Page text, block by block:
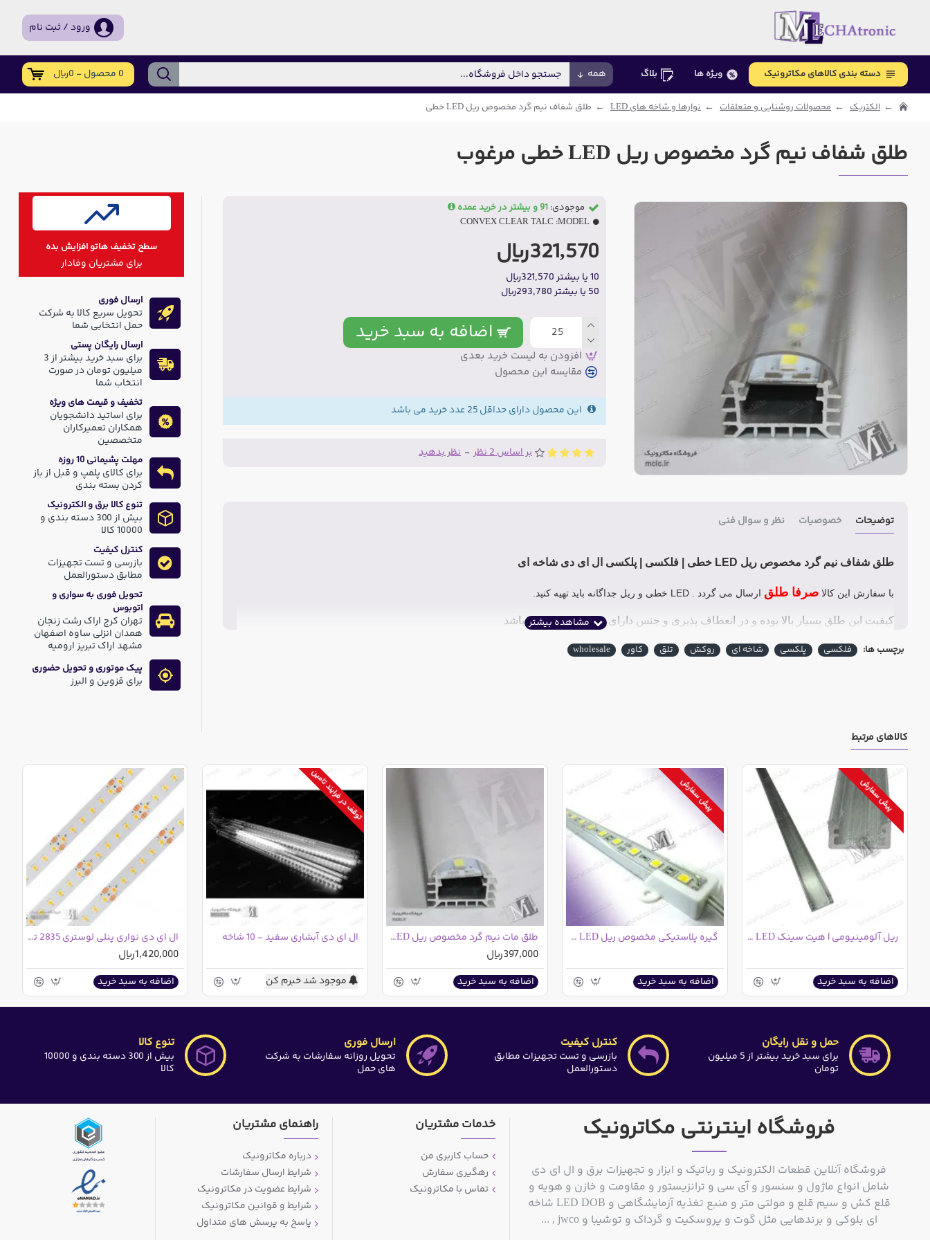
ورود / ثبت نام
دسته بندی کالاهای مکاترونیک ویژه ها بلاگ همه 0 محصول - 0ریال
الکتریک محصولات روشنایی و متعلقات نوارها و شاخه های LED طلق شفاف نیم گرد مخصوص ریل LED خطی
طلق شفاف نیم گرد مخصوص ریل LED خطی مرغوب
بر اساس 2 نظر - نظر بدهید
321,570ریال
10 یا بیشتر 321,570ریال
50 یا بیشتر 293,780ریال
موجودی: 91 و بیشتر در خرید عمده
MODEL:
CONVEX CLEAR TALC
اضافه به سبد خرید
افزودن به لیست خرید بعدی
مقایسه این محصول
این محصول دارای حداقل 25 عدد خرید می باشد
توضیحات خصوصیات نظر و سوال فنی
طلق شفاف نیم گرد مخصوص ریل LED خطی | فلکسی | پلکسی ال ای دی شاخه ای
با سفارش این کالا صرفا طلق ارسال می گردد . LED خطی و ریل جداگانه باید تهیه کنید.
کیفیت این طلق بسیار بالا بوده و در انعطاف پذیری و جنس دارای بهترین کیفیت می باشد
برچسب ها: فلکسی پلکسی شاخه ای روکش تلق کاور wholesale
سطح تخفیف هاتو افزایش بده
برای مشتریان وفادار
ارسال فوری
تحویل سریع کالا به شرکت
حمل انتخابی شما
ارسال رایگان پستی
برای سبد خرید بیشتر از 3
میلیون تومان در صورت
انتخاب شما
تخفیف و قیمت های ویژه
برای اساتید دانشجویان
همکاران تعمیرکاران
متخصصین
مهلت پشیمانی 10 روزه
برای کالای پلمپ و قبل از باز
کردن بسته بندی
تنوع کالا برق و الکترونیک
بیش از 300 دسته بندی و
10000 کالا
کنترل کیفیت
بازرسی و تست تجهیزات
مطابق دستورالعمل
تحویل فوری به سواری و
اتوبوس
تهران کرج اراک رشت زنجان
همدان انزلی ساوه اصفهان
مشهد اراک تبریز ارومیه
پیک موتوری و تحویل حضوری
برای قزوین و البرز
کالاهای مرتبط
پیش سفارش
ریل آلومینیومی | هیت سینک LED شاخه ای
اضافه به سبد خرید
پیش سفارش
گیره پلاستیکی مخصوص ریل LED شاخه ای
اضافه به سبد خرید
طلق مات نیم گرد مخصوص ریل LED خطی
397,000ریال
اضافه به سبد خرید
توقف در فرایند تامین
ال ای دی آبشاری سفید - 10 شاخه
موجود شد خبرم کن
ال ای دی نواری پنلی لوستری 2835 تراکم 120 یک متری
1,420,000ریال
اضافه به سبد خرید
حمل و نقل رایگان
برای سبد خرید بیشتر از 5 میلیون
تومان
کنترل کیفیت
بازرسی و تست تجهیزات مطابق
دستورالعمل
ارسال فوری
تحویل روزانه سفارشات به شرکت
های حمل
تنوع کالا
بیش از 300 دسته بندی و 10000
کالا
فروشگاه اینترنتی مکاترونیک
فروشگاه آنلاین قطعات الکترونیک و رباتیک و ابزار و تجهیزات برق و ال ای دی
شامل انواع ماژول و سنسور و آی سی و ترانزیستور و مقاومت و خازن و هویه و
قلع کش و سیم قلع و مولتی متر و منبع تغذیه آزمایشگاهی و LED DOB شاخه
ای بلوکی و برندهایی مثل گوت و پروسکیت و گرداک و توشیبا و jwco , ...
خدمات مشتریان
حساب کاربری من
رهگیری سفارش
تماس با مکاترونیک
راهنمای مشتریان
درباره مکاترونیک
شرایط ارسال سفارشات
شرایط عضویت در مکاترونیک
شرایط و قوانین مکاترونیک
پاسخ به پرسش های متداول